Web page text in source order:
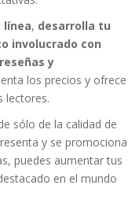
línea, desarrolla tu
involucrado con
y
los precios y ofrece
lectores.
sólo de la calidad de
y se promociona
puedes aumentar tus
en el mundo